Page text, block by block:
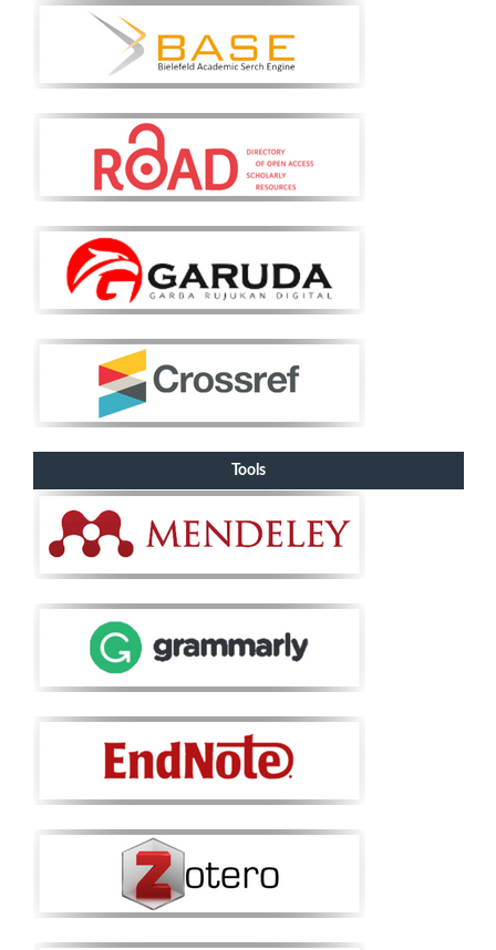
Tools